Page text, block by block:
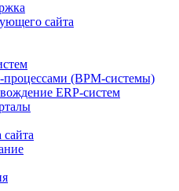
сайта
процессами (BPM-системы)
ERP-систем
сайта